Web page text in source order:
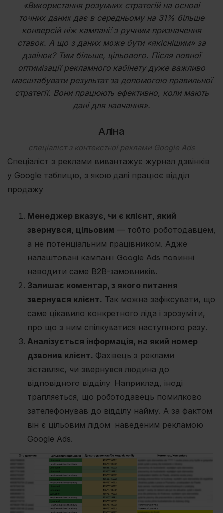
«Використання розумних стратегій на основі
точних даних дає в середньому на 31% більше
конверсій ніж кампанії з ручним призначення
ставок. А що з даних може бути «якіснішим» за
дзвінок? Тим більше, цільового. Після повної
оптимізації рекламного кабінету дуже важливо
масштабувати результат за допомогою правильної
стратегії. Вони працюють ефективно, коли мають
дані для навчання».
Аліна
спеціаліст з контекстної реклами Google Ads
Спеціаліст з реклами вивантажує журнал дзвінків
у Google таблицю, з якою далі працює відділ
продажу
Менеджер вказує, чи є клієнт, який
звернувся, цільовим — тобто роботодавцем,
а не потенціальним працівником. Адже
налаштовані кампанії Google Ads повинні
наводити саме B2B-замовників.
Залишає коментар, з якого питання
звернувся клієнт. Так можна зафіксувати, що
саме цікавило конкретного ліда і зрозуміти,
про що з ним спілкуватися наступного разу.
Аналізується інформація, на який номер
дзвонив клієнт. Фахівець з реклами
зіставляє, чи звернувся людина до
відповідного відділу. Наприклад, іноді
трапляється, що роботодавець помилково
зателефонував до відділу найму. А за фактом
він є цільовим лідом, наведеним рекламою
Google Ads.